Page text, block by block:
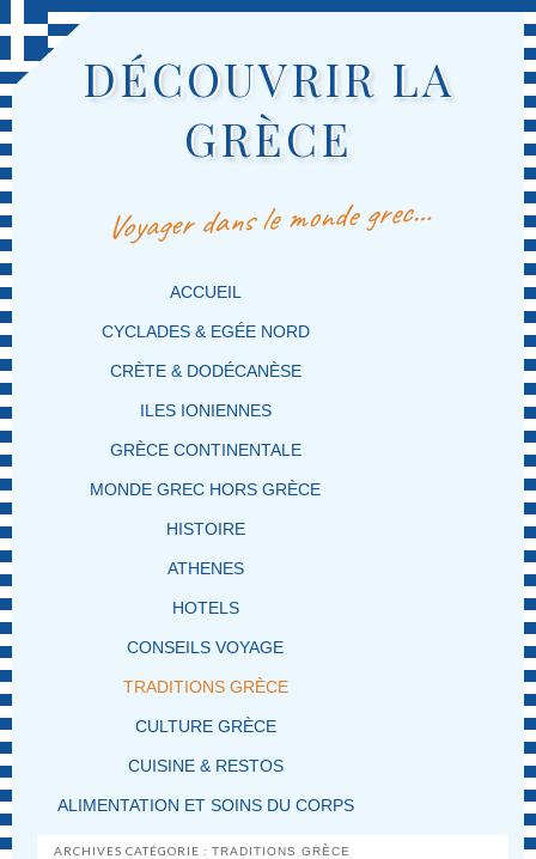
DÉCOUVRIR LA
GRÈCE
Voyager dans le monde grec…
MENU PRINCIPAL
MASQUER LA NAVIGATION PRINCIPALE
MASQUER LA NAVIGATION SECONDAIRE
ACCUEIL
CYCLADES & EGÉE NORD
CRÈTE & DODÉCANÈSE
ILES IONIENNES
GRÈCE CONTINENTALE
MONDE GREC HORS GRÈCE
HISTOIRE
ATHENES
HOTELS
CONSEILS VOYAGE
TRADITIONS GRÈCE
CULTURE GRÈCE
CUISINE & RESTOS
ALIMENTATION ET SOINS DU CORPS
ARCHIVES CATÉGORIE :TRADITIONS GRÈCE